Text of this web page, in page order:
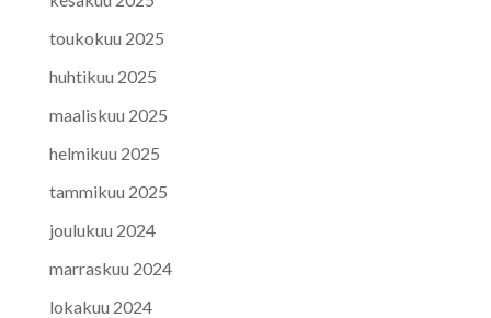
toukokuu 2025
huhtikuu 2025
maaliskuu 2025
helmikuu 2025
tammikuu 2025
joulukuu 2024
marraskuu 2024
lokakuu 2024